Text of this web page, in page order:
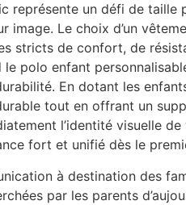
représente un défi de
Le choix d’un
stricts de confort, de
polo enfant
En dotant les
tout en offrant un
l’identité visuelle
fort et unifié dès le
à destination des
par les parents